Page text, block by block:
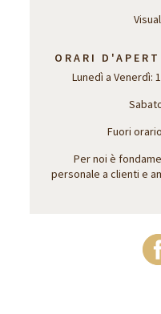
ORARI
Lunedì a Venerdì:
Fuori
Per noi è
personale a clienti e